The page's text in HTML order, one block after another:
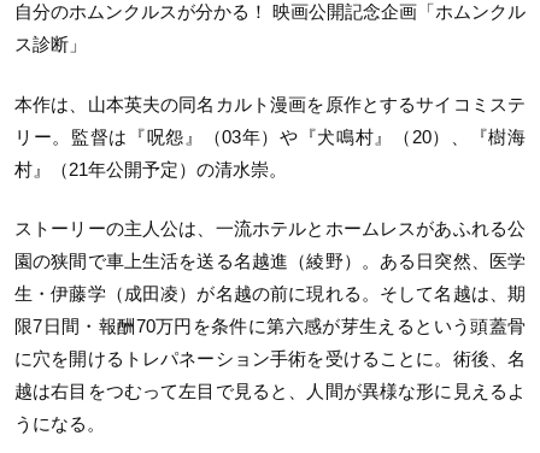
自分のホムンクルスが分かる！ 映画公開記念企画「ホムンクル
ス診断」
本作は、山本英夫の同名カルト漫画を原作とするサイコミステ
リー。監督は『呪怨』（03年）や『犬鳴村』（20）、『樹海
村』（21年公開予定）の清水崇。
ストーリーの主人公は、一流ホテルとホームレスがあふれる公
園の狭間で車上生活を送る名越進（綾野）。ある日突然、医学
生・伊藤学（成田凌）が名越の前に現れる。そして名越は、期
限7日間・報酬70万円を条件に第六感が芽生えるという頭蓋骨
に穴を開けるトレパネーション手術を受けることに。術後、名
越は右目をつむって左目で見ると、人間が異様な形に見えるよ
うになる。